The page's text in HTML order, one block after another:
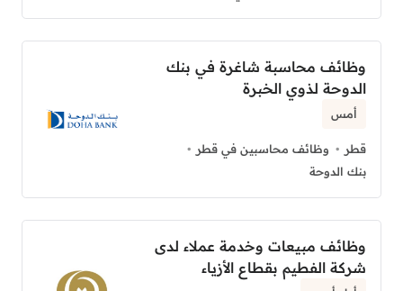
وظائف محاسبة شاغرة في بنك
الدوحة لذوي الخبرة
أمس
قطر
وظائف محاسبين في قطر
بنك الدوحة
وظائف مبيعات وخدمة عملاء لدى
شركة الفطيم بقطاع الأزياء